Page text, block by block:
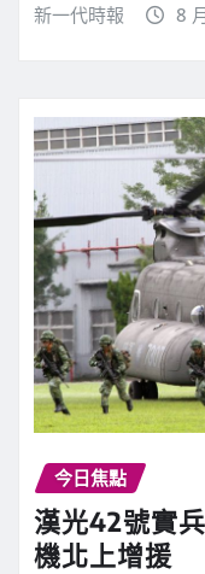
新一代時報 8
今日焦點
漢光42號實
機北上增援